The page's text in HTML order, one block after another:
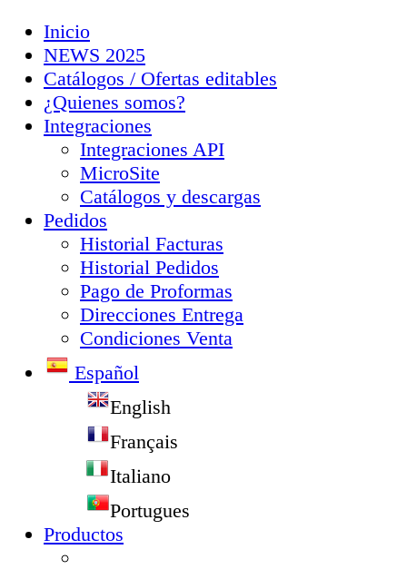
Inicio
NEWS 2025
Catálogos / Ofertas editables
¿Quienes somos?
Integraciones
Integraciones API
MicroSite
Catálogos y descargas
Pedidos
Historial Facturas
Historial Pedidos
Pago de Proformas
Direcciones Entrega
Condiciones Venta
Español
English
Français
Italiano
Portugues
Productos